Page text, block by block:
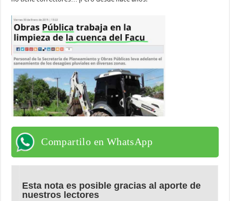
Compartilo en WhatsApp
Esta nota es posible gracias al aporte de
nuestros lectores